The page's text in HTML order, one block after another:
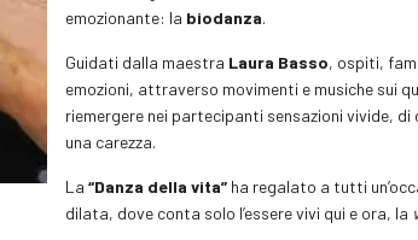
emozionante: la biodanza.
Guidati dalla maestra Laura Basso, ospiti,
emozioni, attraverso movimenti e musiche sui
riemergere nei partecipanti sensazioni vivide,
una carezza.
La “Danza della vita” ha regalato a tutti
dilata, dove conta solo l’essere vivi qui e ora, la